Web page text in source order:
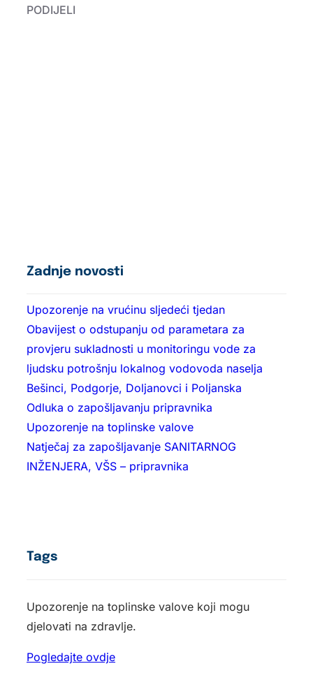
PODIJELI
Zadnje novosti
Upozorenje na vrućinu sljedeći tjedan
Obavijest o odstupanju od parametara za
provjeru sukladnosti u monitoringu vode za
ljudsku potrošnju lokalnog vodovoda naselja
Bešinci, Podgorje, Doljanovci i Poljanska
Odluka o zapošljavanju pripravnika
Upozorenje na toplinske valove
Natječaj za zapošljavanje SANITARNOG
INŽENJERA, VŠS – pripravnika
Tags
Upozorenje na toplinske valove koji mogu
djelovati na zdravlje.
Pogledajte ovdje